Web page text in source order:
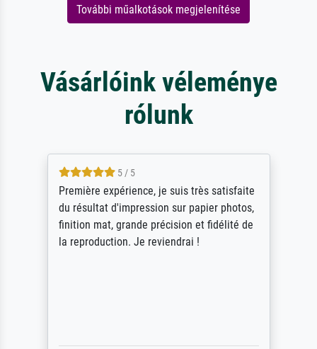
További műalkotások megjelenítése
Vásárlóink véleménye
rólunk
ik beoordeel Meisterdrucke zeer positief.
Door de 69505 beschikbare kunstenaars
scrollen is echter onbegonnen werk (na
stoppen begint het weer van voor af aan).